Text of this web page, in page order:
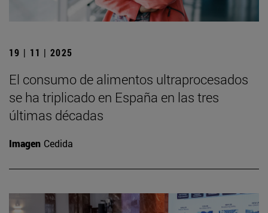
19 | 11 | 2025
El consumo de alimentos ultraprocesados
se ha triplicado en España en las tres
últimas décadas
Imagen Cedida